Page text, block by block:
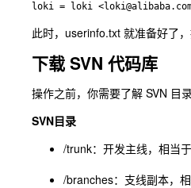
loki = loki
此时，userinfo.txt 就准备好了
下载 SVN 代码库
操作之前，你需要了解 SVN 目
SVN目录
/trunk：开发主线，相当
/branches：支线副本，